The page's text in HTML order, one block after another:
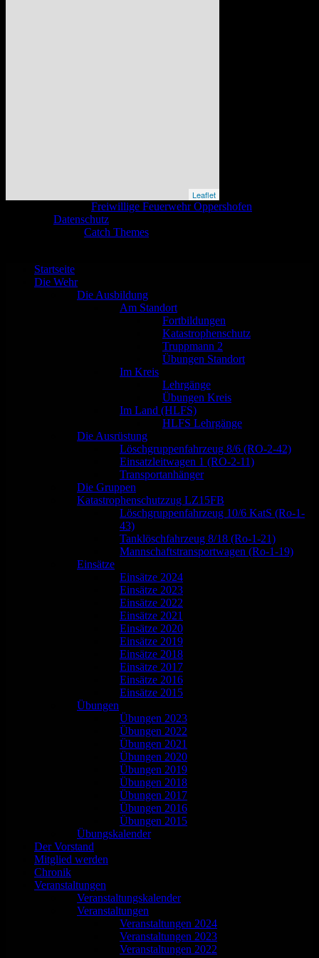
Leaflet
Freiwillige Feuerwehr Oppershofen
Datenschutz
Catch Themes
scrollenStartseite
Die Wehr
Die Ausbildung
Am Standort
Fortbildungen
Katastrophenschutz
Truppmann 2
Übungen Standort
Im Kreis
Lehrgänge
Übungen Kreis
Im Land (HLFS)
HLFS Lehrgänge
Die Ausrüstung
Löschgruppenfahrzeug 8/6 (RO-2-42)
Einsatzleitwagen 1 (RO-2-11)
Transportanhänger
Die Gruppen
Katastrophenschutzzug LZ15FB
Löschgruppenfahrzeug 10/6 KatS (Ro-1-
43)
Tanklöschfahrzeug 8/18 (Ro-1-21)
Mannschaftstransportwagen (Ro-1-19)
Einsätze
Einsätze 2024
Einsätze 2023
Einsätze 2022
Einsätze 2021
Einsätze 2020
Einsätze 2019
Einsätze 2018
Einsätze 2017
Einsätze 2016
Einsätze 2015
Übungen
Übungen 2023
Übungen 2022
Übungen 2021
Übungen 2020
Übungen 2019
Übungen 2018
Übungen 2017
Übungen 2016
Übungen 2015
Übungskalender
Der Vorstand
Mitglied werden
Chronik
Veranstaltungen
Veranstaltungskalender
Veranstaltungen
Veranstaltungen 2024
Veranstaltungen 2023
Veranstaltungen 2022